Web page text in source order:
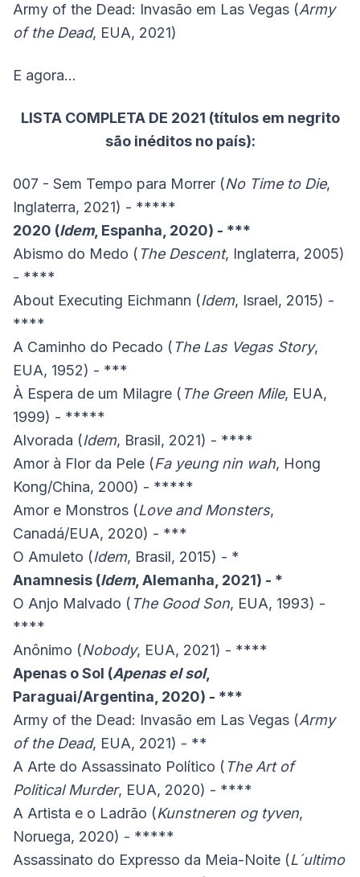
Army of the Dead: Invasão em Las Vegas (Army
of the Dead, EUA, 2021)
E agora…
LISTA COMPLETA DE 2021 (títulos em negrito
são inéditos no país):
007 - Sem Tempo para Morrer (No Time to Die,
Inglaterra, 2021) - *****
2020 (Idem, Espanha, 2020) - ***
Abismo do Medo ( The Descent, Inglaterra, 2005)
- ****
About Executing Eichmann (Idem, Israel, 2015) -
****
A Caminho do Pecado ( The Las Vegas Story,
EUA, 1952) - ***
À Espera de um Milagre ( The Green Mile, EUA,
1999) - *****
Alvorada (Idem, Brasil, 2021) - ****
Amor à Flor da Pele (Fa yeung nin wah, Hong
Kong/China, 2000) - *****
Amor e Monstros (Love and Monsters,
Canadá/EUA, 2020) - ***
O Amuleto (Idem, Brasil, 2015) - *
Anamnesis (Idem, Alemanha, 2021) - *
O Anjo Malvado ( The Good Son, EUA, 1993) -
****
Anônimo (Nobody, EUA, 2021) - ****
Apenas o Sol (Apenas el sol,
Paraguai/Argentina, 2020) - ***
Army of the Dead: Invasão em Las Vegas (Army
of the Dead, EUA, 2021) - **
A Arte do Assassinato Político ( The Art of
Political Murder, EUA, 2020) - ****
A Artista e o Ladrão (Kunstneren og tyven,
Noruega, 2020) - *****
Assassinato do Expresso da Meia-Noite (L´ultimo